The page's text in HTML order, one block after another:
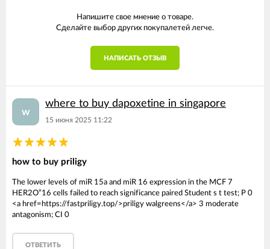
Напишите свое мнение о товаре.
Сделайте выбор других покупалетей легче.
НАПИСАТЬ ОТЗЫВ
w
where to buy dapoxetine in singapore
15 июня 2025 11:22
how to buy priligy
The lower levels of miR 15a and miR 16 expression in the MCF 7
HER2О”16 cells failed to reach significance paired Student s t test; P 0
<a href=https://fastpriligy.top/>priligy walgreens</a> 3 moderate
antagonism; CI 0
ОТВЕТИТЬ